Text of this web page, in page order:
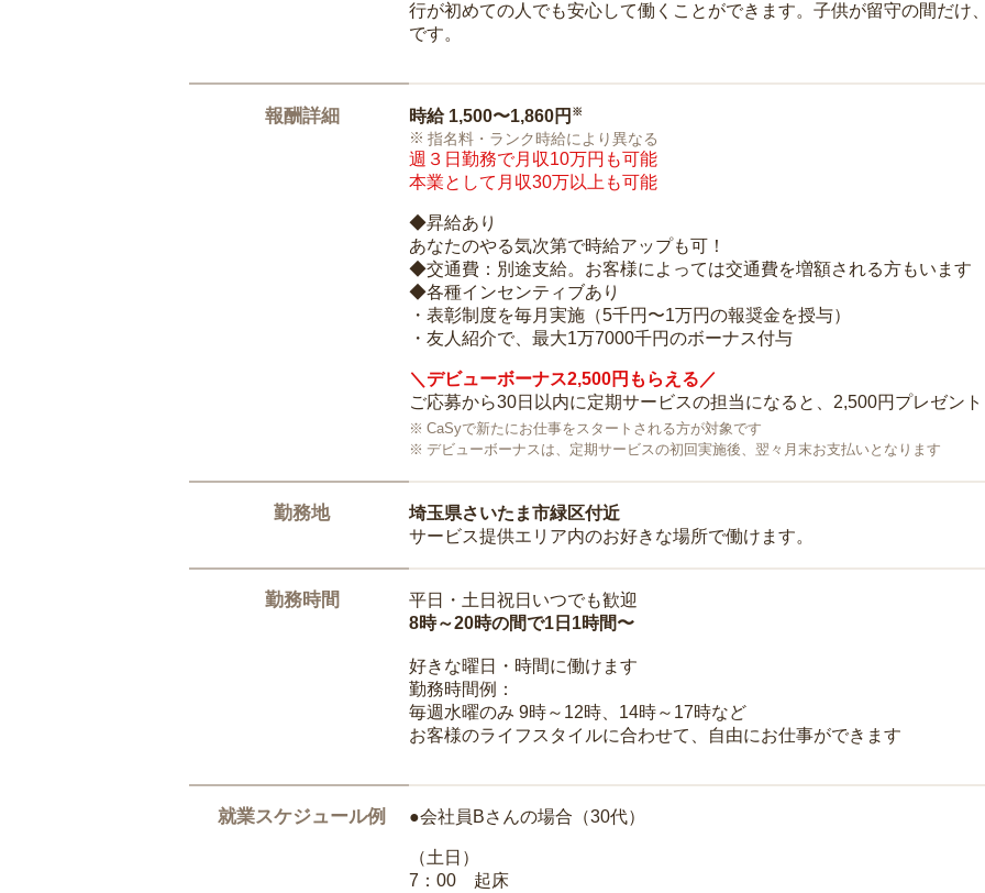
行が初めての人でも安心して働くことができます。子供が留守の間だけ
です。
報酬詳細 時給 1,500〜1,860円 ※
指名料・ランク時給により異なる
週３日勤務で月収10万円も可能
本業として月収30万以上も可能
◆昇給あり
あなたのやる気次第で時給アップも可！
◆交通費：別途支給。お客様によっては交通費を増額される方もいます
◆各種インセンティブあり
・表彰制度を毎月実施（5千円〜1万円の報奨金を授与）
・友人紹介で、最大1万7000千円のボーナス付与
＼デビューボーナス2,500円もらえる／
ご応募から30日以内に定期サービスの担当になると、2,500円プレゼント
CaSyで新たにお仕事をスタートされる方が対象です
デビューボーナスは、定期サービスの初回実施後、翌々月末お支払いとなります
勤務地
埼玉県さいたま市緑区付近
サービス提供エリア内のお好きな場所で働けます。
勤務時間
平日・土日祝日いつでも歓迎
8時～20時の間で1日1時間〜
好きな曜日・時間に働けます
勤務時間例：
毎週水曜のみ 9時～12時、14時～17時など
お客様のライフスタイルに合わせて、自由にお仕事ができます
就業スケジュール例 ●会社員Bさんの場合（30代）
（土日）
7：00 起床